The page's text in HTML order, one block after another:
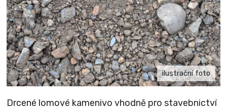
ilustrační foto
Drcené lomové kamenivo vhodně pro stavebnictví